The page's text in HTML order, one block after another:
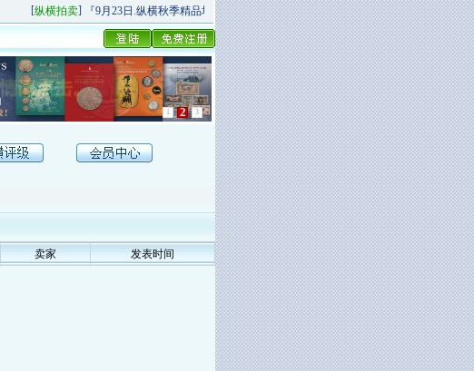
纵横拍卖] 『9月23日.纵横秋季精品场P场』 今日上新！[纵横拍卖]9月20日.纵横秋季杂项专
1 2 3
卖家 发表时间